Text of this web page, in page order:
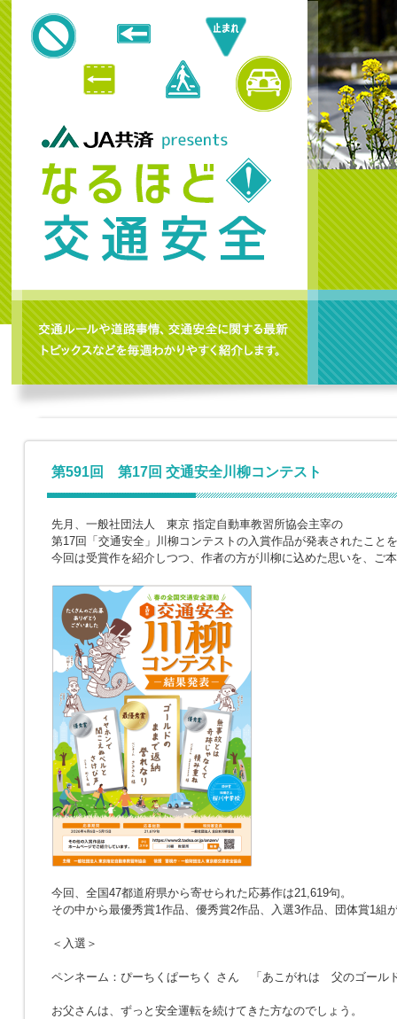
第591回 第17回 交通安全川柳コンテスト
先月、一般社団法人 東京 指定自動車教習所協会主宰の
第17回「交通安全」川柳コンテストの入賞作品が発表されたこと
今回は受賞作を紹介しつつ、作者の方が川柳に込めた思いを、ご
今回、全国47都道府県から寄せられた応募作は21,619句。
その中から最優秀賞1作品、優秀賞2作品、入選3作品、団体賞1組
＜入選＞
ペンネーム：ぴーちくぱーちく さん 「あこがれは 父のゴール
お父さんは、ずっと安全運転を続けてきた方なのでしょう。